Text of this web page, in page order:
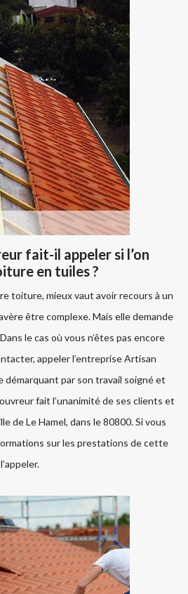
fait-il appeler si l’on
en tuiles ?
toiture, mieux vaut avoir recours à un
être complexe. Mais elle demande
le cas où vous n’êtes pas encore
appeler l’entreprise Artisan
démarquant par son travail soigné et
fait l’unanimité de ses clients et
de Le Hamel, dans le 80800. Si vous
sur les prestations de cette